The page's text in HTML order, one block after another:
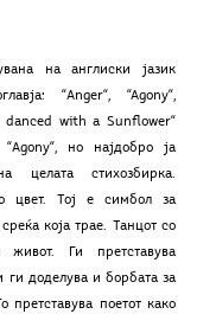
на англиски јазик
“Anger“, “Agony“,
danced with a Sunflower“
но најдобро ја
целата стихозбирка.
цвет. Тој е симбол за
која трае. Танцот со
живот. Ги претставува
ги доделува и борбата за
претставува поетот како